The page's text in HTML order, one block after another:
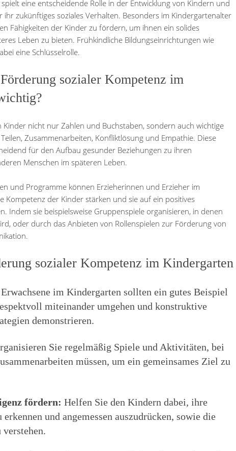
eine entscheidende Rolle in der Entwicklung von Kindern und
zukünftiges soziales Verhalten. Besonders im Kindergartenalter
Fähigkeiten der Kinder zu fördern, um ihnen ein solides
Leben zu bieten. Frühkindliche Bildungseinrichtungen wie
eine Schlüsselrolle.
sozialer Kompetenz im
Kinder nicht nur Zahlen und Buchstaben, sondern auch wichtige
Zusammenarbeiten, Konfliktlösung und Empathie. Diese
für den Aufbau gesunder Beziehungen zu ihren
Menschen im späteren Leben.
und Programme können Erzieherinnen und Erzieher im
Kompetenz der Kinder stärken und sie auf ein positives
Indem sie beispielsweise Gruppenspiele organisieren, in denen
oder durch das Anbieten von Rollenspielen zur Förderung von
sozialer Kompetenz im Kindergarten
Erwachsene im Kindergarten sollten ein gutes Beispiel
miteinander umgehen und konstruktive
demonstrieren.
Sie regelmäßig Spiele und Aktivitäten, bei
müssen, um ein gemeinsames Ziel zu
fördern: Helfen Sie den Kindern dabei, ihre
und angemessen auszudrücken, sowie die